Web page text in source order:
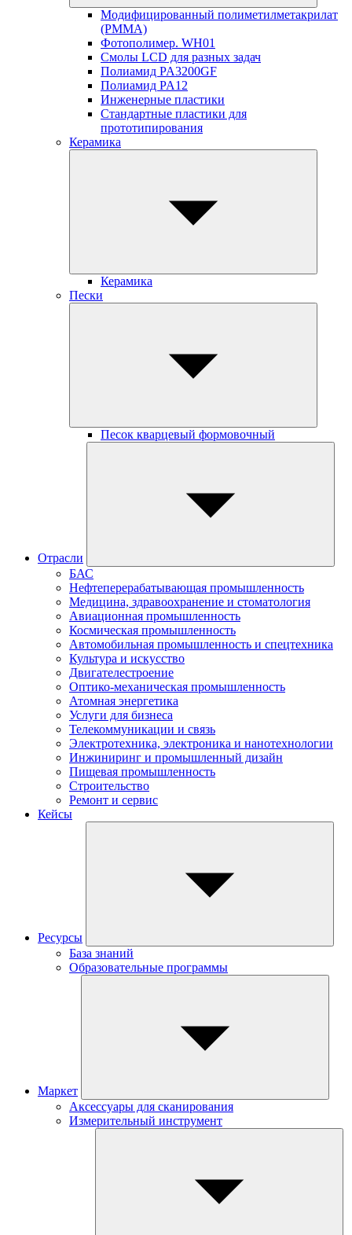
Модифицированный полиметилметакрилат
(PMMA)
Фотополимер. WH01
Смолы LCD для разных задач
Полиамид PA3200GF
Полиамид PA12
Инженерные пластики
Стандартные пластики для
прототипирования
Керамика
Керамика
Пески
Песок кварцевый формовочный
Отрасли
БАС
Нефтеперерабатывающая промышленность
Медицина, здравоохранение и стоматология
Авиационная промышленность
Космическая промышленность
Автомобильная промышленность и спецтехника
Культура и искусство
Двигателестроение
Оптико-механическая промышленность
Атомная энергетика
Услуги для бизнеса
Телекоммуникации и связь
Электротехника, электроника и нанотехнологии
Инжиниринг и промышленный дизайн
Пищевая промышленность
Строительство
Ремонт и сервис
Кейсы
Ресурсы
База знаний
Образовательные программы
Маркет
Аксессуары для сканирования
Измерительный инструмент